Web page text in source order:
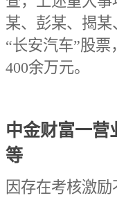
某、彭某、揭
“长安汽车”股
400余万元。
中金财富一营
等
因存在考核激